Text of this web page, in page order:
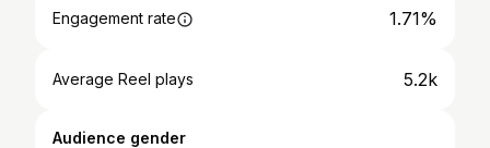
Engagement rate 1.71%
Average Reel plays 5.2k
Audience gender